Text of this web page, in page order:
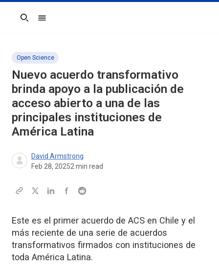
Search
Open Science
Nuevo acuerdo transformativo
brinda apoyo a la publicación de
acceso abierto a una de las
principales instituciones de
América Latina
David Armstrong
Feb 28, 20252 min read
Este es el primer acuerdo de ACS en Chile y el
más reciente de una serie de acuerdos
transformativos firmados con instituciones de
toda América Latina.